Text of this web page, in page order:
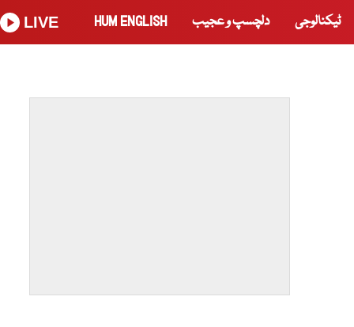
ٹیکنالوجی دلچسپ و عجیب HUM ENGLISH
LIVE